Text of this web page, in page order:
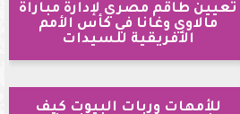
تعيين طاقم مصري لإدارة مباراة
مالاوي وغانا في كأس الأمم
الأفريقية للسيدات
للأمهات وربات البيوت كيف